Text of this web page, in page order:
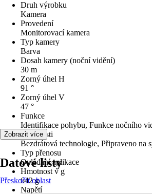
Druh výrobku
Kamera
Provedení
Monitorovací kamera
Typ kamery
Barva
Dosah kamery (noční vidění)
30 m
Zorný úhel H
91 °
Zorný úhel V
47 °
Funkce
Identifikace pohybu, Funkce nočního
Vlastnosti
Bezdrátová technologie, Připraveno na
Typ přenosu
Ovládání aplikace
Hmotnost v g
642 g
Napětí
Zobrazit více
Datové listy
Přeskočit oblast